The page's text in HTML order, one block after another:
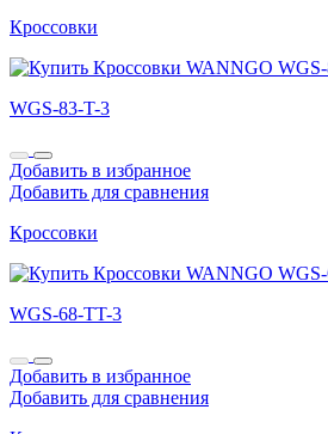
Кроссовки
WGS-83-T-3
Добавить в избранное
Добавить для сравнения
Кроссовки
WGS-68-TT-3
Добавить в избранное
Добавить для сравнения